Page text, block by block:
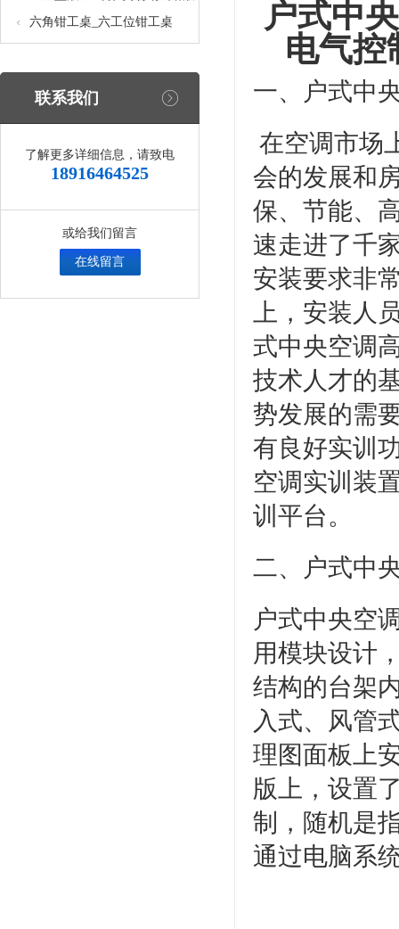
压气动综合实训台
六角钳工桌_六工位钳工桌
联系我们
了解更多详细信息，请致电
18916464525
或给我们留言
在线留言
户式中
电气控
一、
户式中
在空调市场
会的发展和
保、节能、
速走进了千
安装要求非
上，安装人
式中央空调
技术人才的
势发展的需
有良好实训
空调实训装
训平台。
二、
户式中
户式中央空
用模块设计
结构的台架
入式、风管
理图面板上
版上，设置
制，随机是
通过电脑系